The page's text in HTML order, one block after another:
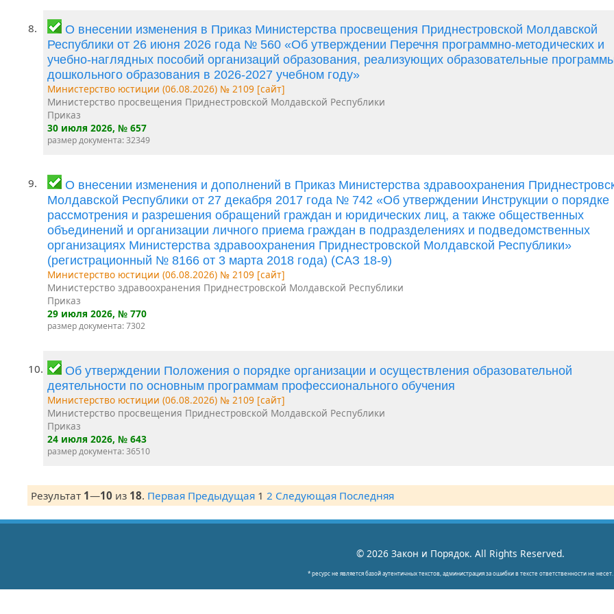
8.
О внесении изменения в Приказ Министерства просвещения Приднестровской Молдавской
Республики от 26 июня 2026 года № 560 «Об утверждении Перечня программно-методических и
учебно-наглядных пособий организаций образования, реализующих образовательные
дошкольного образования в 2026-2027 учебном году»
Министерство юстиции (06.08.2026) № 2109 [сайт]
Министерство просвещения Приднестровской Молдавской Республики
Приказ
30 июля 2026, № 657
размер документа: 32349
9.
О внесении изменения и дополнений в Приказ Министерства здравоохранения
Молдавской Республики от 27 декабря 2017 года № 742 «Об утверждении Инструкции о порядке
рассмотрения и разрешения обращений граждан и юридических лиц, а также общественных
объединений и организации личного приема граждан в подразделениях и подведомственных
организациях Министерства здравоохранения Приднестровской Молдавской Республики»
(регистрационный № 8166 от 3 марта 2018 года) (САЗ 18-9)
Министерство юстиции (06.08.2026) № 2109 [сайт]
Министерство здравоохранения Приднестровской Молдавской Республики
Приказ
29 июля 2026, № 770
размер документа: 7302
10.
Об утверждении Положения о порядке организации и осуществления образовательной
деятельности по основным программам профессионального обучения
Министерство юстиции (06.08.2026) № 2109 [сайт]
Министерство просвещения Приднестровской Молдавской Республики
Приказ
24 июля 2026, № 643
размер документа: 36510
Результат 1—10 из 18. Первая Предыдущая 1 2 Следующая Последняя
© 2026 Закон и Порядок. All Rights Reserved.
* ресурс не является базой аутентичных текстов, администрация за ошибки в тексте ответственности не несет.